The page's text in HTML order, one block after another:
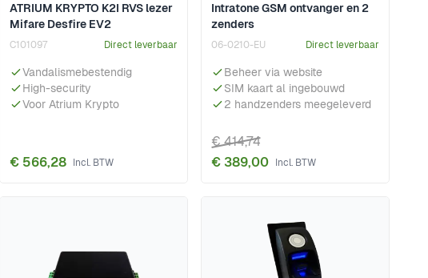
ATRIUM KRYPTO K2I RVS lezer
Mifare Desfire EV2
C101097 Direct leverbaar
Vandalismebestendig
High-security
Voor Atrium Krypto
€ 566,28
Intratone GSM ontvanger en 2
zenders
06-0210-EU Direct leverbaar
Beheer via website
SIM kaart al ingebouwd
2 handzenders meegeleverd
€ 389,00
€ 414,74